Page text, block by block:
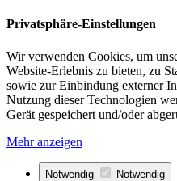
Privatsphäre-Einstellungen
Wir verwenden Cookies, um
Website-Erlebnis zu bieten, zu
sowie zur Einbindung externer
Nutzung dieser Technologien
Gerät gespeichert und/oder
Mehr anzeigen
Notwendig Notwendig